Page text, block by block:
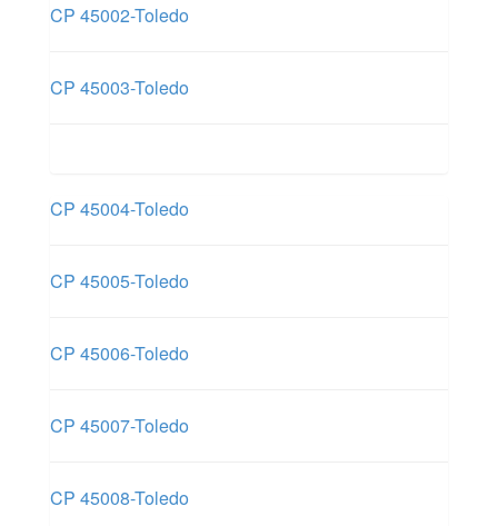
CP 45002-Toledo
CP 45003-Toledo
CP 45004-Toledo
CP 45005-Toledo
CP 45006-Toledo
CP 45007-Toledo
CP 45008-Toledo